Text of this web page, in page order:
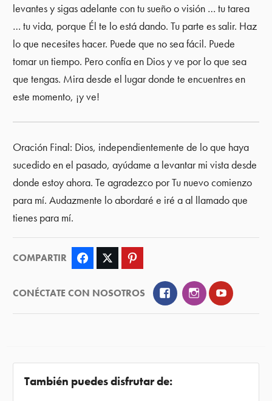
levantes y sigas adelante con tu sueño o visión … tu tarea
… tu vida, porque Él te lo está dando. Tu parte es salir. Haz
lo que necesites hacer. Puede que no sea fácil. Puede
tomar un tiempo. Pero confía en Dios y ve por lo que sea
que tengas. Mira desde el lugar donde te encuentres en
este momento, ¡y ve!
Oración Final: Dios, independientemente de lo que haya
sucedido en el pasado, ayúdame a levantar mi vista desde
donde estoy ahora. Te agradezco por Tu nuevo comienzo
para mí. Audazmente lo abordaré e iré a al llamado que
tienes para mí.
COMPARTIR Facebook Twitter
CONÉCTATE CON NOSOTROS FacebookInstagramYouTube
También puedes disfrutar de: